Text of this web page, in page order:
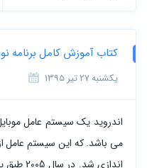
کتاب آموزش کامل برنامه
یکشنبه 27 تیر 1395
می باشد. که این سیستم عامل از
اندازی